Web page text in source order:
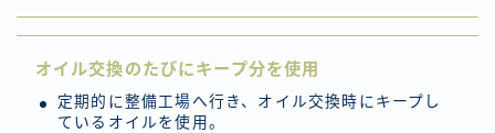
オイル交換のたびにキープ分を使用
定期的に整備工場へ行き、オイル交換時にキープし
ているオイルを使用。